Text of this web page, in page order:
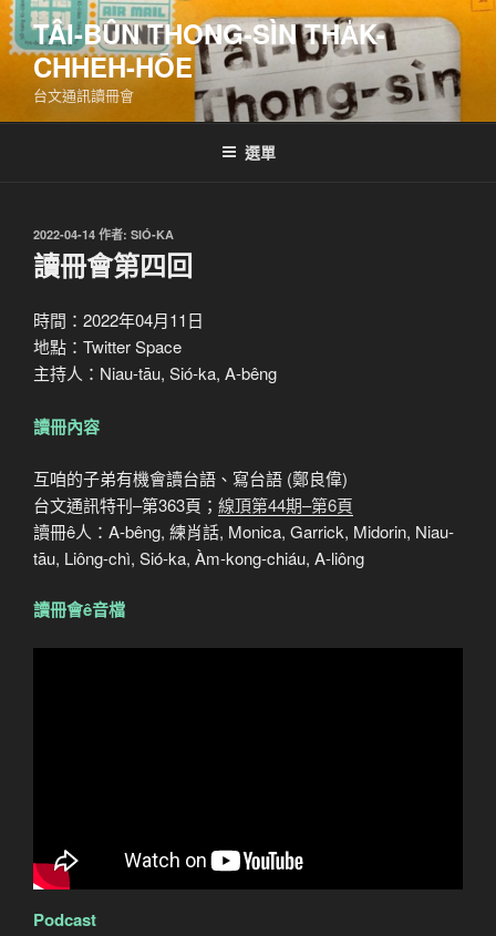
跳
至
內
TÂI-BÛN THONG-SÌN THA̍K-
CHHEH-HŌE
台文通訊讀冊會
選單
發
佈
於
2022-04-14 作者: SIÓ-KA
讀冊會第四回
時間：2022年04月11日
地點：Twitter Space
主持人：Niau-tāu, Sió-ka, A-bêng
讀冊內容
互咱的子弟有機會讀台語、寫台語 (鄭良偉)
台文通訊特刊–第363頁； 線頂第44期–第6頁
讀冊ê人：A-bêng, 練肖話, Monica, Garrick, Midorin, Niau-
tāu, Liông-chì, Sió-ka, Àm-kong-chiáu, A-liông
讀冊會ê音檔
Podcast